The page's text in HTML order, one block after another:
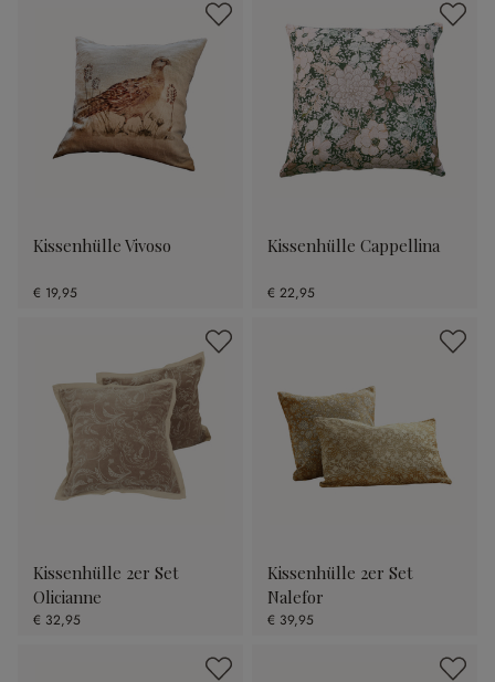
Kissenhülle Vivoso
€ 19,95
Kissenhülle Cappellina
€ 22,95
Kissenhülle 2er Set
Olicianne
€ 32,95
Kissenhülle 2er Set
Nalefor
€ 39,95